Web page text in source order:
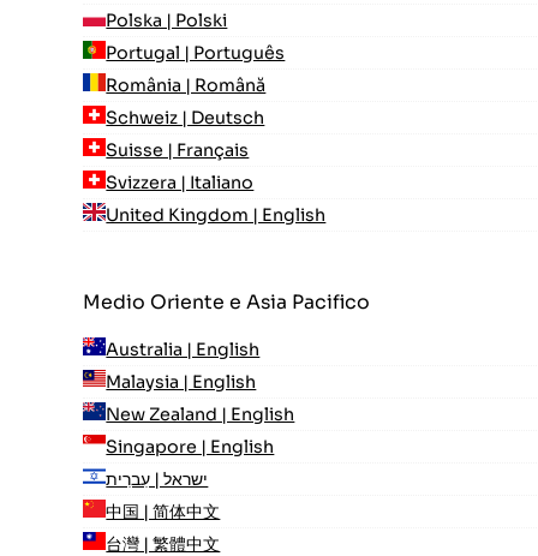
Polska | Polski
Portugal | Português
România | Română
Schweiz | Deutsch
Suisse | Français
Svizzera | Italiano
United Kingdom | English
Medio Oriente e Asia Pacifico
Australia | English
Malaysia | English
New Zealand | English
Singapore | English
ישראל | עִברִית
中国 | 简体中文
台灣 | 繁體中文